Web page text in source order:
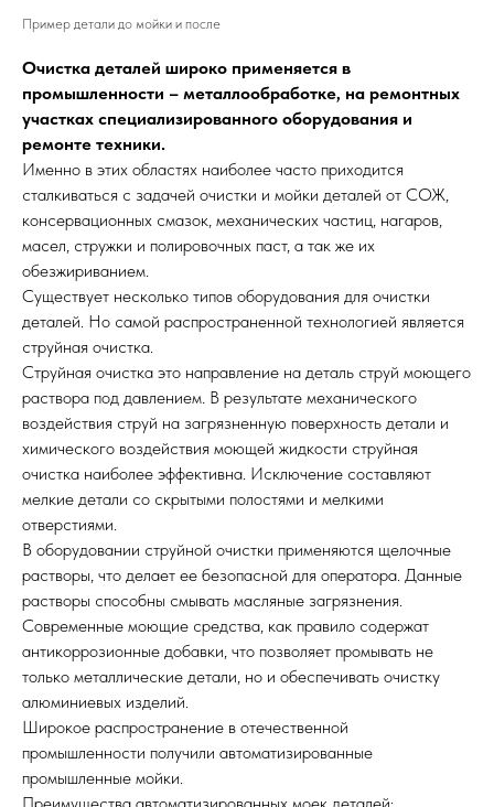
Пример детали до мойки и после
Очистка деталей широко применяется в
промышленности – металлообработке, на ремонтных
участках специализированного оборудования и
ремонте техники.
Именно в этих областях наиболее часто приходится
сталкиваться с задачей очистки и мойки деталей от СОЖ,
консервационных смазок, механических частиц, нагаров,
масел, стружки и полировочных паст, а так же их
обезжириванием.
Существует несколько типов оборудования для очистки
деталей. Но самой распространенной технологией является
струйная очистка.
Струйная очистка это направление на деталь струй моющего
раствора под давлением. В результате механического
воздействия струй на загрязненную поверхность детали и
химического воздействия моющей жидкости струйная
очистка наиболее эффективна. Исключение составляют
мелкие детали со скрытыми полостями и мелкими
отверстиями.
В оборудовании струйной очистки применяются щелочные
растворы, что делает ее безопасной для оператора. Данные
растворы способны смывать масляные загрязнения.
Современные моющие средства, как правило содержат
антикоррозионные добавки, что позволяет промывать не
только металлические детали, но и обеспечивать очистку
алюминиевых изделий.
Широкое распространение в отечественной
промышленности получили автоматизированные
промышленные мойки.